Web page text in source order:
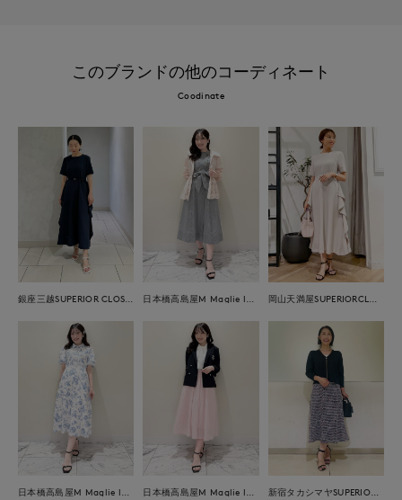
このブランドの他のコーディネート
Coodinate